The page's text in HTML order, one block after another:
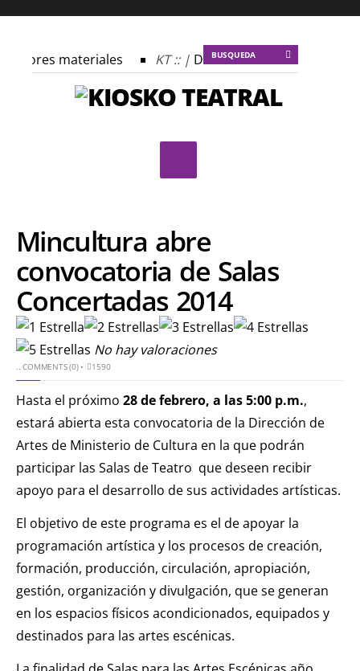
autores materiales KT :: | Dulce tentación
del frailejón
¿Actuar lo contemporáneo? Distopías y sociedad
Mincultura abre
convocatoria de Salas
Concertadas 2014
No hay valoraciones
..COMMENTS (0)• 1590
Hasta el próximo 28 de febrero, a las 5:00 p.m.,
estará abierta esta convocatoria de la Dirección de
Artes de Ministerio de Cultura en la que podrán
participar las Salas de Teatro que deseen recibir
apoyo para el desarrollo de sus actividades artísticas.
El objetivo de este programa es el de apoyar la
programación artística y los procesos de creación,
formación, producción, circulación, apropiación,
gestión, organización y divulgación, que se generan
en los espacios físicos acondicionados, equipados y
destinados para las artes escénicas.